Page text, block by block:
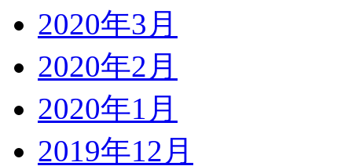
2020年3月
2020年2月
2020年1月
2019年12月